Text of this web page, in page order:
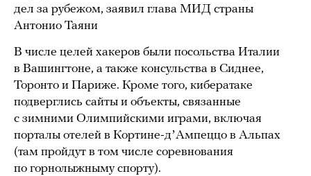
дел за рубежом, заявил глава МИД страны
Антонио Таяни
В числе целей хакеров были посольства Италии
в Вашингтоне, а также консульства в Сиднее,
Торонто и Париже. Кроме того, кибератаке
подверглись сайты и объекты, связанные
с зимними Олимпийскими играми, включая
порталы отелей в Кортине-дʼАмпеццо в Альпах
(там пройдут в том числе соревнования
по горнолыжныму спорту).